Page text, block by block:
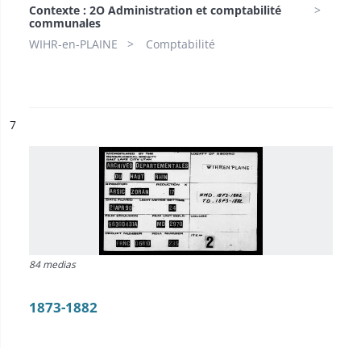
Contexte : 2O Administration et comptabilité
communales
WIHR-en-PLAINE
Comptabilité
n°
7
84 medias
1873-1882